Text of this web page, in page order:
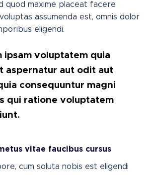
quod maxime placeat facere
assumenda est, omnis dolor
eligendi.
ipsam voluptatem quia
aspernatur aut odit aut
consequuntur magni
qui ratione voluptatem
vitae faucibus cursus
cum soluta nobis est eligendi